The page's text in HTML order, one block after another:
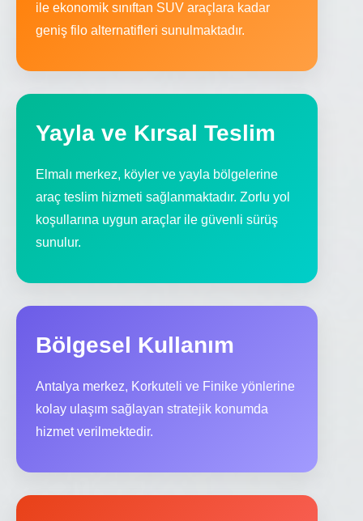
ile ekonomik sınıftan SUV araçlara kadar
geniş filo alternatifleri sunulmaktadır.
Yayla ve Kırsal Teslim
Elmalı merkez, köyler ve yayla bölgelerine
araç teslim hizmeti sağlanmaktadır. Zorlu yol
koşullarına uygun araçlar ile güvenli sürüş
sunulur.
Bölgesel Kullanım
Antalya merkez, Korkuteli ve Finike yönlerine
kolay ulaşım sağlayan stratejik konumda
hizmet verilmektedir.